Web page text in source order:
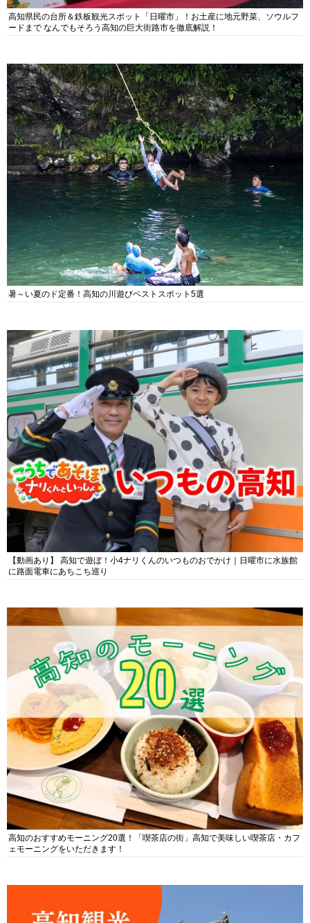
高知県民の台所＆鉄板観光スポット「日曜市」！お土産に地元野菜、ソウルフ
ードまで なんでもそろう高知の巨大街路市を徹底解説！
暑～い夏のド定番！高知の川遊びベストスポット5選
【動画あり】 高知で遊ぼ！小4ナリくんのいつものおでかけ｜日曜市に水族館
に路面電車にあちこち巡り
高知のおすすめモーニング20選！「喫茶店の街」高知で美味しい喫茶店・カフ
ェモーニングをいただきます！